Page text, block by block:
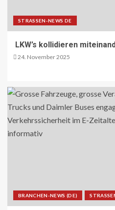
STRASSEN-NEWS DE
LKW’s kollidieren
24. November 2025
BRANCHEN-NEWS (DE)